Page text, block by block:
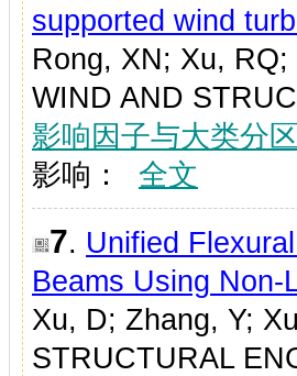
supported wind
Rong, XN; Xu,
WIND AND
影响因子与大类分区
影响：
全文
7. Unified
Beams Using Non-
Xu, D; Zhang, Y;
STRUCTURAL